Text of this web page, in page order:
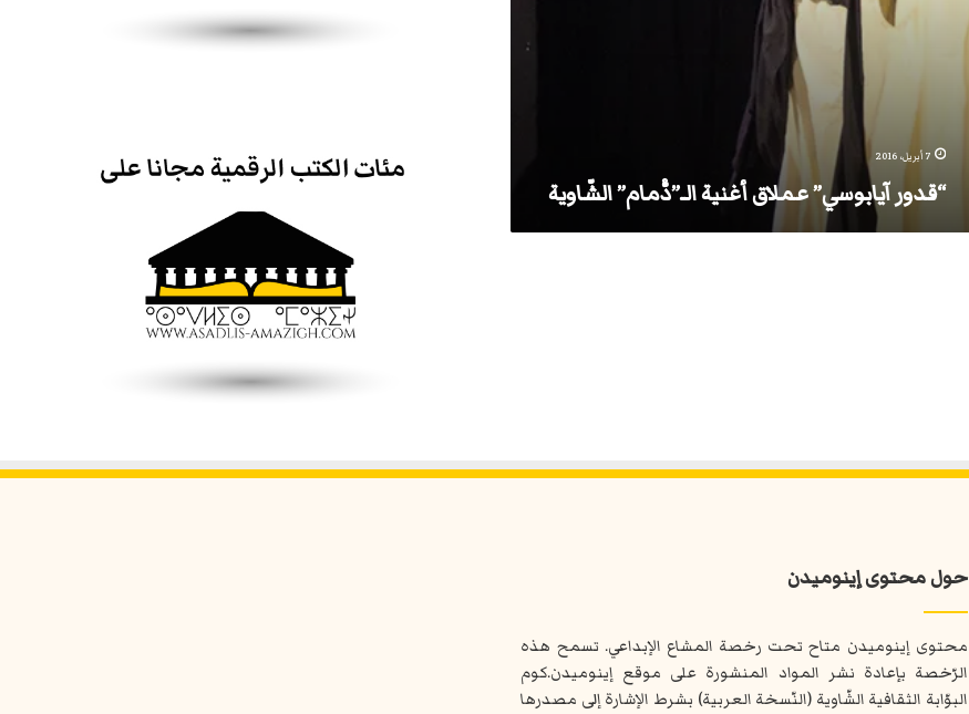
7 أبريل، 2016
“قدور آيابوسي” عملاق أغنية الـ”دّْمام” الشّاوية
حول محتوى إينوميدن
محتوى إينوميدن متاح تحت رخصة المشاع الإبداعي. تسمح هذه
الرّخصة بإعادة نشر المواد المنشورة على موقع إينوميدن.كوم
البوّابة الثقافية الشّاوية (النّسخة العربية) بشرط الإشارة إلى مصدرها